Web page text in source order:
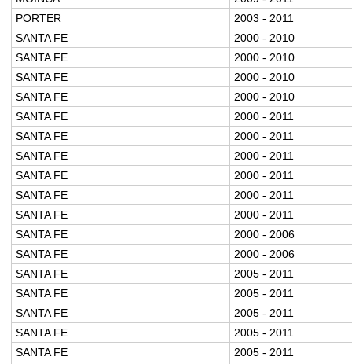
PORTER
2003 - 2011
SANTA FE
2000 - 2010
SANTA FE
2000 - 2010
SANTA FE
2000 - 2010
SANTA FE
2000 - 2010
SANTA FE
2000 - 2011
SANTA FE
2000 - 2011
SANTA FE
2000 - 2011
SANTA FE
2000 - 2011
SANTA FE
2000 - 2011
SANTA FE
2000 - 2011
SANTA FE
2000 - 2006
SANTA FE
2000 - 2006
SANTA FE
2005 - 2011
SANTA FE
2005 - 2011
SANTA FE
2005 - 2011
SANTA FE
2005 - 2011
SANTA FE
2005 - 2011